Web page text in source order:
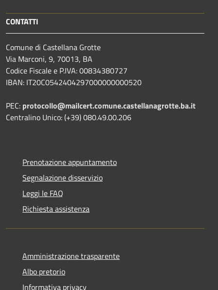
CONTATTI
Comune di Castellana Grotte
Via Marconi, 9, 70013, BA
Codice Fiscale e P.IVA: 00834380727
IBAN: IT20C0542404297000000000520
PEC: protocollo@mailcert.comune.castellanagrotte.ba.it
Centralino Unico: (+39) 080.49.00.206
Prenotazione appuntamento
Segnalazione disservizio
Leggi le FAQ
Richiesta assistenza
Amministrazione trasparente
Albo pretorio
Informativa privacy